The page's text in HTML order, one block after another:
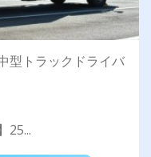
型トラックドライバ
25...